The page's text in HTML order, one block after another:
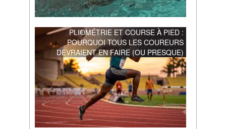
PLIOMÉTRIE ET COURSE À PIED :
POURQUOI TOUS LES COUREURS
DEVRAIENT EN FAIRE (OU PRESQUE)